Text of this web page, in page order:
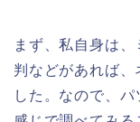
まず、私自身は
判などがあれば、
した。なので、